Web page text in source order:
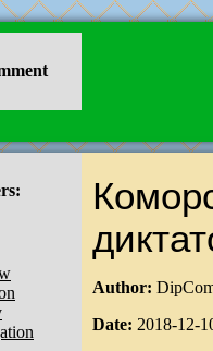
Author:
Date: 2018-12-